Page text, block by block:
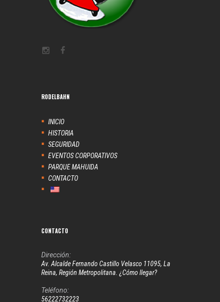
RODELBAHN
INICIO
HISTORIA
SEGURIDAD
EVENTOS CORPORATIVOS
PARQUE MAHUIDA
CONTACTO
CONTACTO
Dirección:
Av. Alcalde Fernando Castillo Velasco 11095, La
Reina, Región Metropolitana. ¿Cómo llegar?
Teléfono:
56222732223